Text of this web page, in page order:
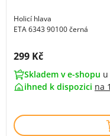
Holicí hlava
ETA 6343 90100 černá
Cena s DPH:
299 Kč
Skladem v e-shopu
ihned k dispozici na